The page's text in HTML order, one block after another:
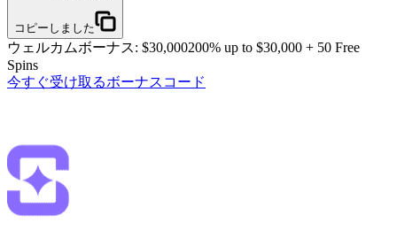
コピーしました
ウェルカムボーナス: $30,000200% up to $30,000 + 50 Free
Spins
今すぐ受け取るボーナスコード